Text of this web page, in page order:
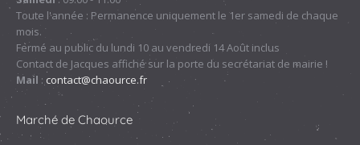
fenêtrefenêtrefenêtrefenêtre
Toute l'année : Permanence uniquement le 1er samedi de chaque
mois.
Fermé au public du lundi 10 au vendredi 14 Août inclus
Contact de Jacques affiché sur la porte du secrétariat de mairie !
Mail : contact@chaource.fr
Marché de Chaource